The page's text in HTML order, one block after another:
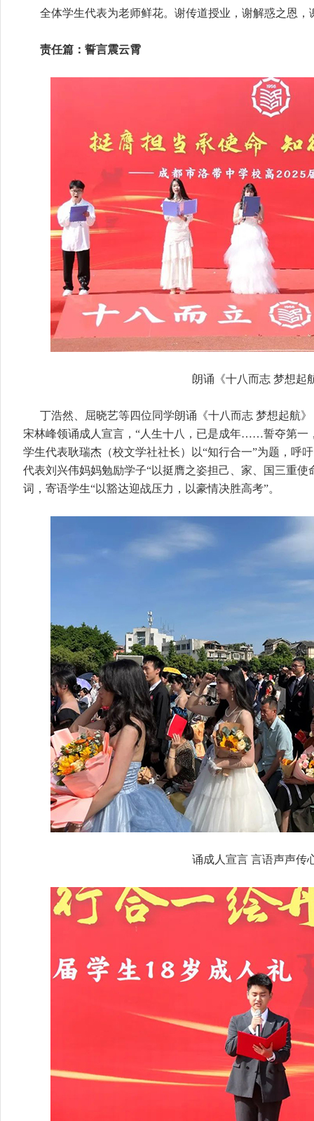
全体学生代表为老师鲜花。谢传道授业，谢解惑之恩，
责任篇：誓言震云霄
朗诵《十八而志 梦想起
丁浩然、屈晓艺等四位同学朗诵《十八而志 梦想起航
宋林峰领诵成人宣言，“人生十八，已是成年……誓夺第一
学生代表耿瑞杰（校文学社社长）以“知行合一”为题，呼
代表刘兴伟妈妈勉励学子“以挺膺之姿担己、家、国三重使
词，寄语学生“以豁达迎战压力，以豪情决胜高考”。
诵成人宣言 言语声声传